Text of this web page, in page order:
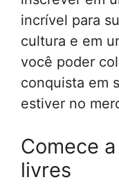
incrível para
cultura e em
você poder
conquista em
estiver no
Comece
livres